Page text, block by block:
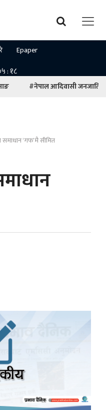
Epaper
#नेपाल आदिवासी जनजाति
‘गफ’मै सीमित